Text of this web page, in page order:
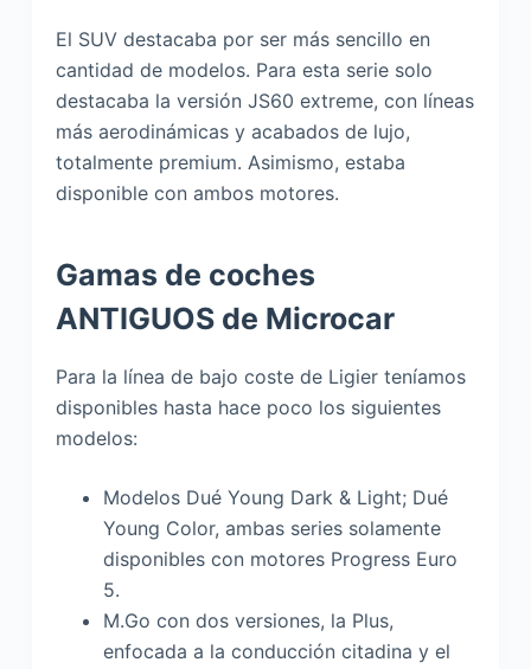
El SUV destacaba por ser más sencillo en
cantidad de modelos. Para esta serie solo
destacaba la versión JS60 extreme, con líneas
más aerodinámicas y acabados de lujo,
totalmente premium. Asimismo, estaba
disponible con ambos motores.
Gamas de coches
ANTIGUOS de Microcar
Para la línea de bajo coste de Ligier teníamos
disponibles hasta hace poco los siguientes
modelos:
Modelos Dué Young Dark & Light; Dué
Young Color, ambas series solamente
disponibles con motores Progress Euro
5.
M.Go con dos versiones, la Plus,
enfocada a la conducción citadina y el